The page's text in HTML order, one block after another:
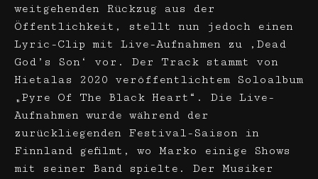
weitgehenden Rückzug aus der
Öffentlichkeit, stellt nun jedoch einen
Lyric-Clip mit Live-Aufnahmen zu ‚Dead
God’s Son‘ vor. Der Track stammt von
Hietalas 2020 veröffentlichtem Soloalbum
„Pyre Of The Black Heart“. Die Live-
Aufnahmen wurde während der
zurückliegenden Festival-Saison in
Finnland gefilmt, wo Marko einige Shows
mit seiner Band spielte. Der Musiker